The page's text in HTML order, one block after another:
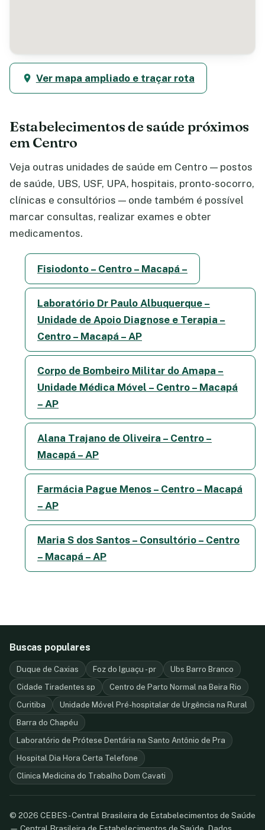
Ver mapa ampliado e traçar rota
Estabelecimentos de saúde próximos
em Centro
Veja outras unidades de saúde em Centro — postos
de saúde, UBS, USF, UPA, hospitais, pronto-socorro,
clínicas e consultórios — onde também é possível
marcar consultas, realizar exames e obter
medicamentos.
Fisiodonto – Centro – Macapá –
Laboratório Dr Paulo Albuquerque –
Unidade de Apoio Diagnose e Terapia –
Centro – Macapá – AP
Corpo de Bombeiro Militar do Amapa –
Unidade Médica Móvel – Centro – Macapá
– AP
Alana Trajano de Oliveira – Centro –
Macapá – AP
Farmácia Pague Menos – Centro – Macapá
– AP
Maria S dos Santos – Consultório – Centro
– Macapá – AP
Buscas populares
Duque de Caxias Foz do Iguaçu - pr
Ubs Barro Branco
Cidade Tiradentes sp
Centro de Parto Normal na Beira Rio
Curitiba
Unidade Móvel Pré-hospitalar de Urgência na Rural
Barra do Chapéu
Laboratório de Prótese Dentária na Santo Antônio de Pra
Hospital Dia Hora Certa Telefone
Clinica Medicina do Trabalho Dom Cavati
© 2026 CEBES - Central Brasileira de Estabelecimentos de Saúde